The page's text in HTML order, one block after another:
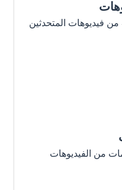
48 ألف من فيديوهات المتحدثين
من الفيديوهات